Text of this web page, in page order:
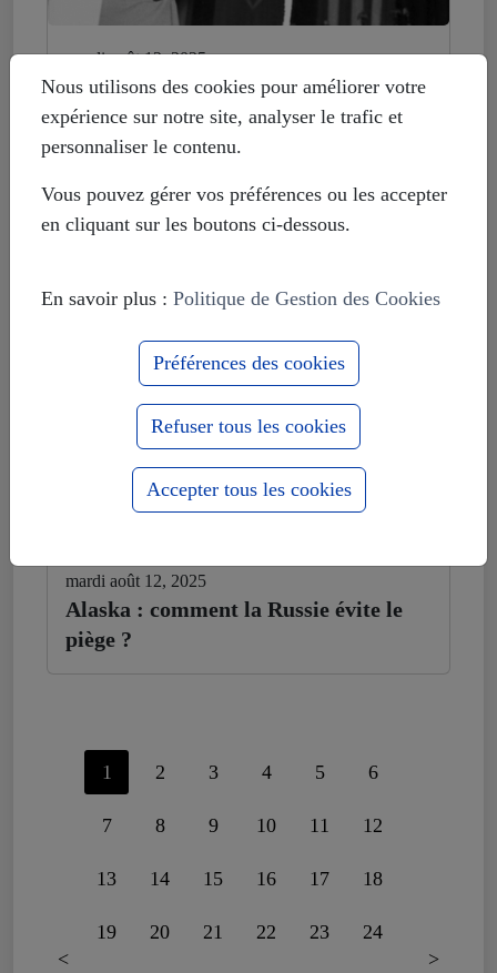
mardi août 12, 2025
Histoire déformée : les Européistes
veulent fonder leur unité sur la
russophobie
mardi août 12, 2025
Alaska : comment la Russie évite le
piège ?
<
1 2 3 4 5 6
7 8 9 10 11 12
13 14 15 16 17 18
19 20 21 22 23 24
>
Nous utilisons des cookies pour améliorer votre
expérience sur notre site, analyser le trafic et
personnaliser le contenu.
Vous pouvez gérer vos préférences ou les accepter
en cliquant sur les boutons ci-dessous.
En savoir plus : Politique de Gestion des Cookies
Préférences des cookies
Refuser tous les cookies
Accepter tous les cookies